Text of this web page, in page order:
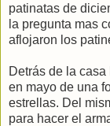
patinatas de
la pregunta mas
aflojaron los
Detrás de la
en mayo de una
estrellas. Del
para hacer el